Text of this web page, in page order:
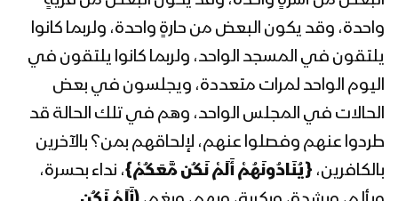
المحاضرة الرمضانية التاسعة للسيد عبد
الملك بدر الدين الحوثي 09 رمضان 1442هـ
المحاضرة الرمضانية الثامنة للسيد عبد
الملك بدر الدين الحوثي 08 رمضان 1442هـ
واحدة، وقد يكون البعض من حارةٍ واحدة، ولربما كانوا
يلتقون في المسجد الواحد، ولربما كانوا يلتقون في
اليوم الواحد لمرات متعددة، ويجلسون في بعض
الحالات في المجلس الواحد، وهم في تلك الحالة قد
طردوا عنهم وفصلوا عنهم، لإلحاقهم بمن؟ بالآخرين
بالكافرين، {يُنَادُونَهُمْ أَلَمْ نَكُن مَّعَكُمْ}، نداء بحسرة،